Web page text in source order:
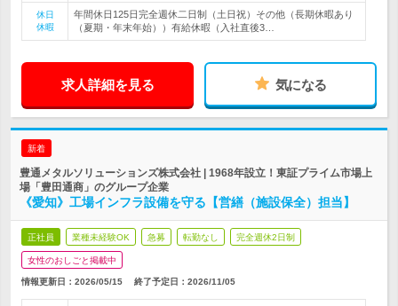
休日
休暇
年間休日125日完全週休二日制（土日祝）その他（長期休暇あり
（夏期・年末年始））有給休暇（入社直後3…
求人詳細を見る 気になる
新着
豊通メタルソリューションズ株式会社 | 1968年設立！東証プライム市場上
場「豊田通商」のグループ企業
《愛知》工場インフラ設備を守る【営繕（施設保全）担当】
正社員 業種未経験OK 急募 転勤なし 完全週休2日制
女性のおしごと掲載中
情報更新日：2026/05/15 終了予定日： 2026/11/05